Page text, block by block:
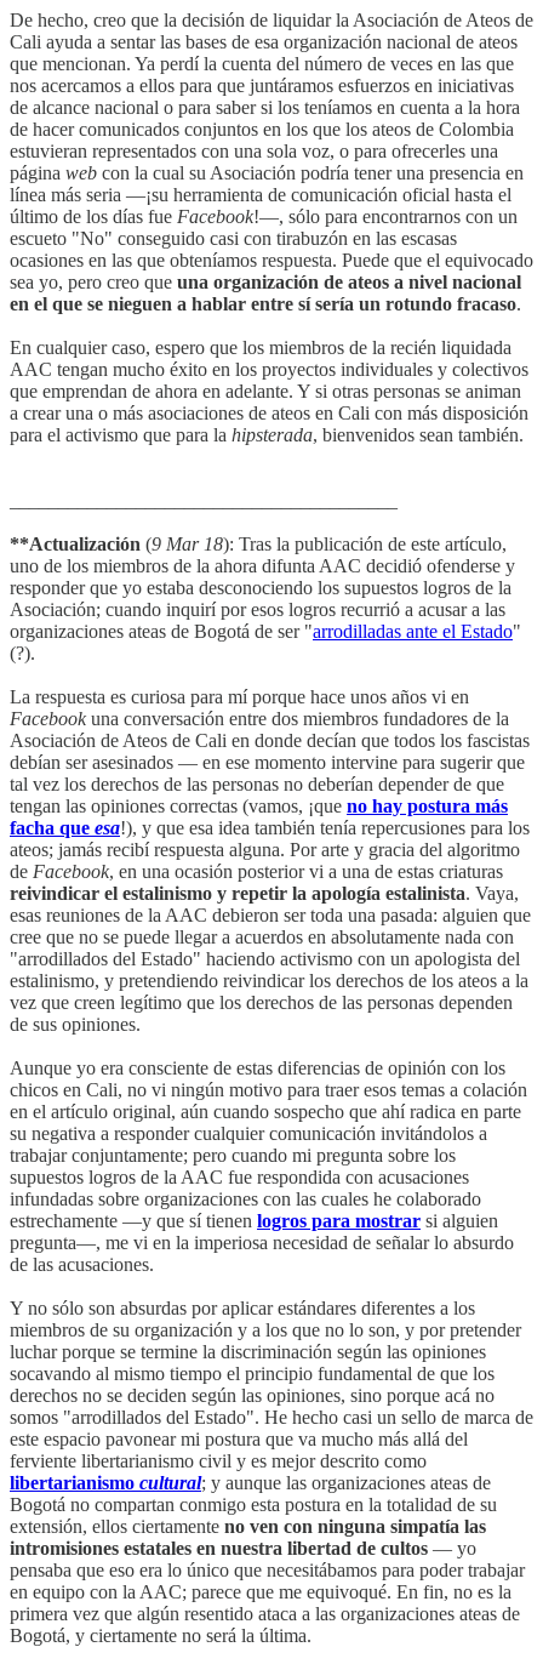
De hecho, creo que la decisión de liquidar la Asociación de Ateos de
Cali ayuda a sentar las bases de esa organización nacional de ateos
que mencionan. Ya perdí la cuenta del número de veces en las que
nos acercamos a ellos para que juntáramos esfuerzos en iniciativas
de alcance nacional o para saber si los teníamos en cuenta a la hora
de hacer comunicados conjuntos en los que los ateos de Colombia
estuvieran representados con una sola voz, o para ofrecerles una
página web con la cual su Asociación podría tener una presencia en
línea más seria —¡su herramienta de comunicación oficial hasta el
último de los días fue Facebook!—, sólo para encontrarnos con un
escueto "No" conseguido casi con tirabuzón en las escasas
ocasiones en las que obteníamos respuesta. Puede que el equivocado
sea yo, pero creo que una organización de ateos a nivel nacional
en el que se nieguen a hablar entre sí sería un rotundo fracaso.
En cualquier caso, espero que los miembros de la recién liquidada
AAC tengan mucho éxito en los proyectos individuales y colectivos
que emprendan de ahora en adelante. Y si otras personas se animan
a crear una o más asociaciones de ateos en Cali con más disposición
para el activismo que para la hipsterada, bienvenidos sean también.
**Actualización (9 Mar 18): Tras la publicación de este artículo,
uno de los miembros de la ahora difunta AAC decidió ofenderse y
responder que yo estaba desconociendo los supuestos logros de la
Asociación; cuando inquirí por esos logros recurrió a acusar a las
organizaciones ateas de Bogotá de ser "arrodilladas ante el Estado"
(?).
La respuesta es curiosa para mí porque hace unos años vi en
Facebookuna conversación entre dos miembros fundadores de la
Asociación de Ateos de Cali en donde decían que todos los fascistas
debían ser asesinados — en ese momento intervine para sugerir que
tal vez los derechos de las personas no deberían depender de que
tengan las opiniones correctas (vamos, ¡que no hay postura más
facha que esa!), y que esa idea también tenía repercusiones para los
ateos; jamás recibí respuesta alguna. Por arte y gracia del algoritmo
de Facebook, en una ocasión posterior vi a una de estas criaturas
reivindicar el estalinismo y repetir la apología estalinista. Vaya,
esas reuniones de la AAC debieron ser toda una pasada: alguien que
cree que no se puede llegar a acuerdos en absolutamente nada con
"arrodillados del Estado" haciendo activismo con un apologista del
estalinismo, y pretendiendo reivindicar los derechos de los ateos a la
vez que creen legítimo que los derechos de las personas dependen
de sus opiniones.
Aunque yo era consciente de estas diferencias de opinión con los
chicos en Cali, no vi ningún motivo para traer esos temas a colación
en el artículo original, aún cuando sospecho que ahí radica en parte
su negativa a responder cualquier comunicación invitándolos a
trabajar conjuntamente; pero cuando mi pregunta sobre los
supuestos logros de la AAC fue respondida con acusaciones
infundadas sobre organizaciones con las cuales he colaborado
estrechamente —y que sí tienen logros para mostrar si alguien
pregunta—, me vi en la imperiosa necesidad de señalar lo absurdo
de las acusaciones.
Y no sólo son absurdas por aplicar estándares diferentes a los
miembros de su organización y a los que no lo son, y por pretender
luchar porque se termine la discriminación según las opiniones
socavando al mismo tiempo el principio fundamental de que los
derechos no se deciden según las opiniones, sino porque acá no
somos "arrodillados del Estado". He hecho casi un sello de marca de
este espacio pavonear mi postura que va mucho más allá del
ferviente libertarianismo civil y es mejor descrito como
libertarianismo cultural; y aunque las organizaciones ateas de
Bogotá no compartan conmigo esta postura en la totalidad de su
extensión, ellos ciertamente no ven con ninguna simpatía las
intromisiones estatales en nuestra libertad de cultos — yo
pensaba que eso era lo único que necesitábamos para poder trabajar
en equipo con la AAC; parece que me equivoqué. En fin, no es la
primera vez que algún resentido ataca a las organizaciones ateas de
Bogotá, y ciertamente no será la última.